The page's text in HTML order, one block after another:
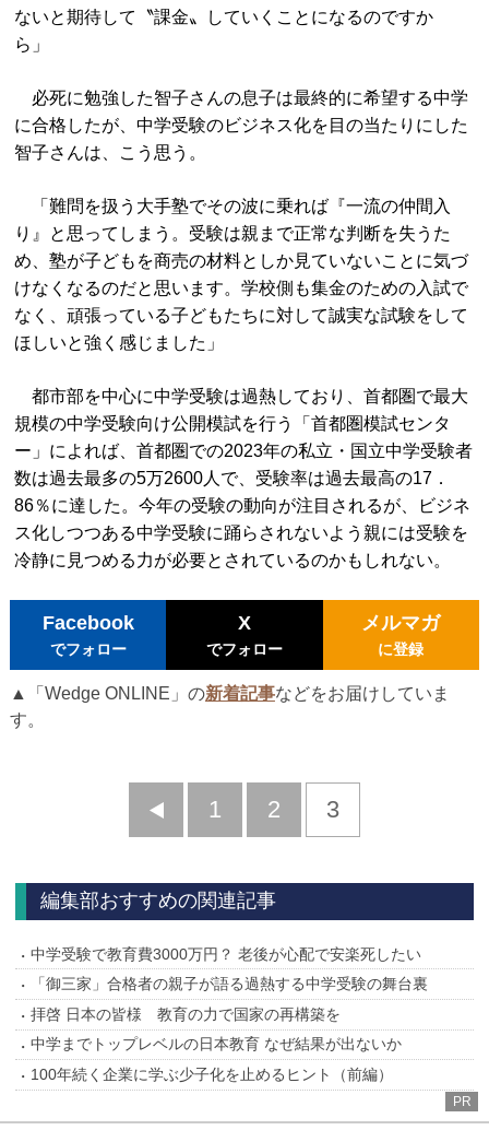
ないと期待して〝課金〟していくことになるのですか
ら」
必死に勉強した智子さんの息子は最終的に希望する中学
に合格したが、中学受験のビジネス化を目の当たりにした
智子さんは、こう思う。
「難問を扱う大手塾でその波に乗れば『一流の仲間入
り』と思ってしまう。受験は親まで正常な判断を失うた
め、塾が子どもを商売の材料としか見ていないことに気づ
けなくなるのだと思います。学校側も集金のための入試で
なく、頑張っている子どもたちに対して誠実な試験をして
ほしいと強く感じました」
都市部を中心に中学受験は過熱しており、首都圏で最大
規模の中学受験向け公開模試を行う「首都圏模試センタ
ー」によれば、首都圏での2023年の私立・国立中学受験者
数は過去最多の5万2600人で、受験率は過去最高の17．
86％に達した。今年の受験の動向が注目されるが、ビジネ
ス化しつつある中学受験に踊らされないよう親には受験を
冷静に見つめる力が必要とされているのかもしれない。
Facebook
でフォロー
X
でフォロー
メルマガ
に登録
▲「Wedge ONLINE」の新着記事などをお届けしていま
す。
前
1 2 3
編集部おすすめの関連記事
中学受験で教育費3000万円？ 老後が心配で安楽死したい
「御三家」合格者の親子が語る過熱する中学受験の舞台裏
拝啓 日本の皆様 教育の力で国家の再構築を
中学までトップレベルの日本教育 なぜ結果が出ないか
100年続く企業に学ぶ少子化を止めるヒント（前編）
PR